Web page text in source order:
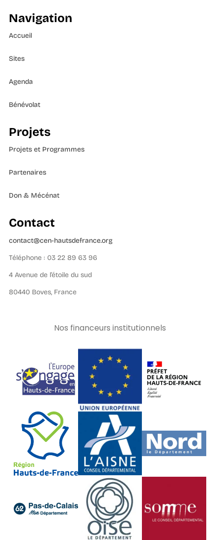
Navigation
Accueil
Sites
Agenda
Bénévolat
Projets
Projets et Programmes
Partenaires
Don & Mécénat
Contact
contact@cen-hautsdefrance.org
Téléphone : 03 22 89 63 96
4 Avenue de l’étoile du sud
80440 Boves, France
Nos financeurs institutionnels